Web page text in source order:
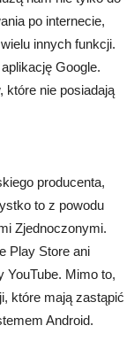
po internecie,
innych funkcji.
Google.
które nie posiadają
producenta,
to z powodu
Zjednoczonymi.
Play Store ani
YouTube. Mimo to,
które mają zastąpić
Android.